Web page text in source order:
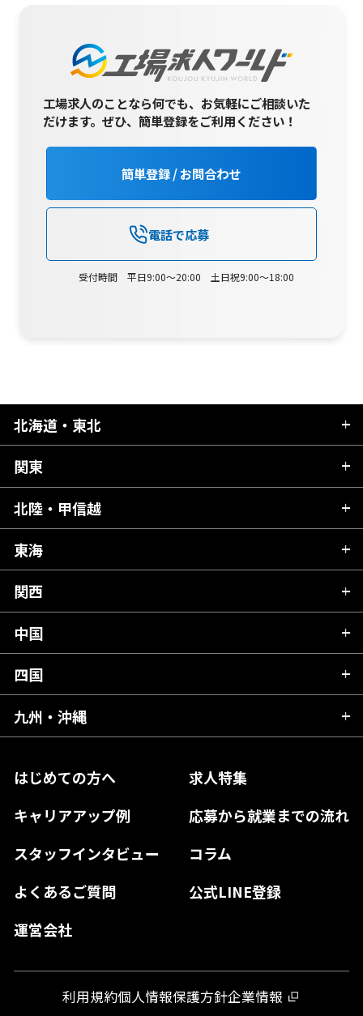
工場求人のことなら何でも、お気軽にご相談いた
だけます。ぜひ、簡単登録をご利用ください！
簡単登録 / お問合わせ
電話で応募
受付時間 平日9:00～20:00 土日祝9:00～18:00
はじめての方へ
求人特集
キャリアアップ例
応募から就業までの流れ
スタッフインタビュー
コラム
よくあるご質問
公式LINE登録
運営会社
北海道・東北
北海道
青森県
秋田県
岩手県
宮城県
福島県
関東
茨城県
栃木県
群馬県
千葉県
東京都
神奈川県
北陸・甲信越
新潟県
富山県
石川県
山梨県
長野県
東海
岐阜県
静岡県
愛知県
関西
滋賀県
京都府
大阪府
奈良県
和歌山県
中国
広島県
岡山県
島根県
山口県
四国
愛媛県
高知県
徳島県
九州・沖縄
熊本県
宮崎県
鹿児島県
利用規約個人情報保護方針企業情報